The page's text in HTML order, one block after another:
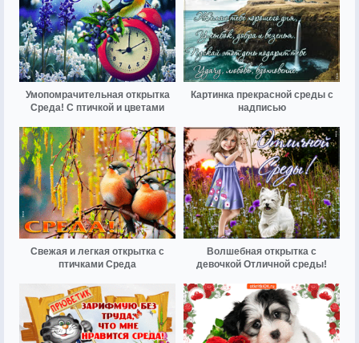
Умопомрачительная открытка
Среда! С птичкой и цветами
Картинка прекрасной среды с
надписью
Свежая и легкая открытка с
птичками Среда
Волшебная открытка с
девочкой Отличной среды!